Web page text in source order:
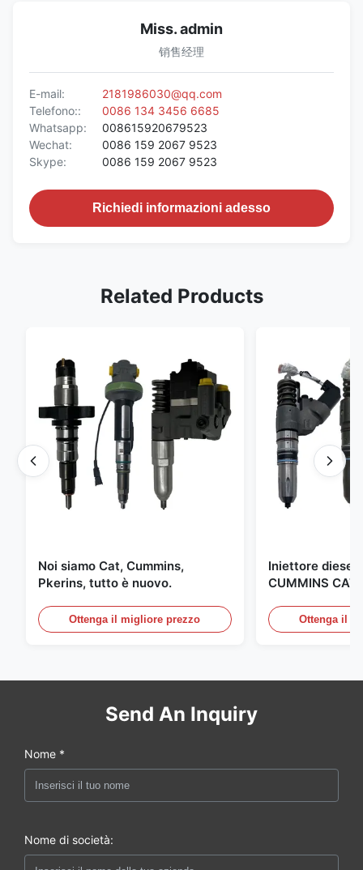
Miss. admin
销售经理
E-mail:
2181986030@qq.com
Telefono::
0086 134 3456 6685
Whatsapp:
008615920679523
Wechat:
0086 159 2067 9523
Skype:
0086 159 2067 9523
Richiedi informazioni adesso
Related Products
Noi siamo Cat, Cummins,
Pkerins, tutto è nuovo.
Ottenga il migliore prezzo
Iniettore diesel
CUMMINS CAT
Ottenga il
Send An Inquiry
Nome *
Nome di società: